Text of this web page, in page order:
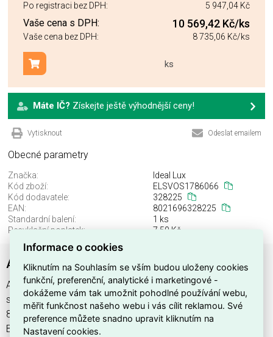
Po registraci bez DPH:
5 947,04 Kč
Vaše cena s DPH: 10 569,42 Kč/ks
Vaše cena bez DPH: 8 735,06 Kč/ks
ks
Přidat do košíku
Máte IČ? Získejte ještě výhodnější ceny!
Vytisknout Odeslat emailem
Obecné parametry
Značka:
Ideal Lux
Kód zboží:
ELSVOS1786066
Kód dodavatele:
328225
EAN:
8021696328225
Standardní balení:
1 ks
Recyklační poplatek:
7,50 Kč
ATLAS PL5 BIANCO
ATLAS PL5 BIANCO najdete v kategoriích Svítidla, Svítidla,
světelné zdroje a LED osvětlení, výrobce Ideal Lux, EAN
8021696328225, kód dodavatele 328225. ATLAS PL5
BIANCO nabízíme od 1 ks. Kód EMAS ATLAS PL5 BIANCO je
Informace o cookies
Kliknutím na Souhlasím se vším budou uloženy cookies
funkční, preferenční, analytické i marketingové -
dokážeme vám tak umožnit pohodlné používání webu,
měřit funkčnost našeho webu i vás cílit reklamou. Své
preference můžete snadno upravit kliknutím na
Nastavení cookies.